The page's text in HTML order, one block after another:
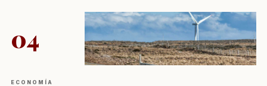
04
ECONOMÍA